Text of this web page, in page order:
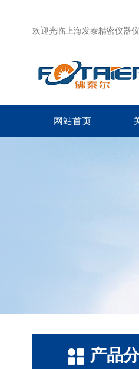
欢迎光临上海发泰精密仪器
网站首页
产品